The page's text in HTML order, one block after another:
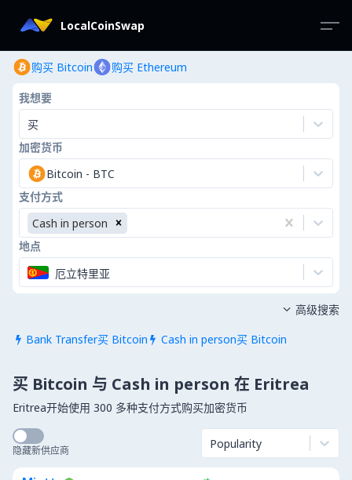
LocalCoinSwap
购买 Bitcoin 购买 Ethereum
我想要
买
加密货币
Bitcoin - BTC
支付方式
Cash in person
地点
厄立特里亚
 Bank Transfer买 Bitcoin  Cash in person买 Bitcoin
 高级搜索
买 Bitcoin 与 Cash in person 在 Eritrea
Eritrea开始使用 300 多种支付方式购买加密货币
隐藏新供应商 Popularity